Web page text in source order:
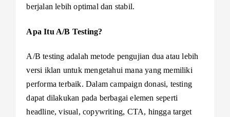
berjalan lebih optimal dan stabil.
Apa Itu A/B Testing?
A/B testing adalah metode pengujian dua atau lebih
versi iklan untuk mengetahui mana yang memiliki
performa terbaik. Dalam campaign donasi, testing
dapat dilakukan pada berbagai elemen seperti
headline, visual, copywriting, CTA, hingga target